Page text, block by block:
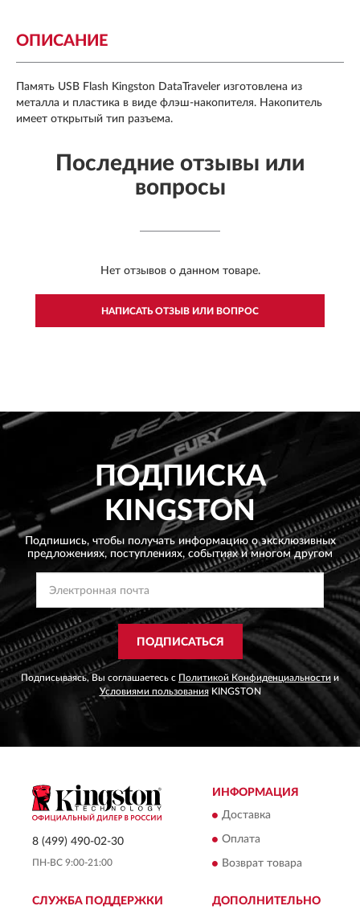
ОПИСАНИЕ
Память USB Flash Kingston DataTraveler изготовлена из
металла и пластика в виде флэш-накопителя. Накопитель
имеет открытый тип разъема.
Последние отзывы или
вопросы
Нет отзывов о данном товаре.
НАПИСАТЬ ОТЗЫВ ИЛИ ВОПРОС
ПОДПИСКА
KINGSTON
Подпишись, чтобы получать информацию о эксклюзивных
предложениях, поступлениях, событиях и многом другом
ПОДПИСАТЬСЯ
Подписываясь, Вы соглашаетесь с Политикой Конфиденциальности и
Условиями пользованияKINGSTON
8 (499) 490-02-30
ПН-ВС 9:00-21:00
ИНФОРМАЦИЯ
Доставка
Оплата
Возврат товара
СЛУЖБА ПОДДЕРЖКИ ДОПОЛНИТЕЛЬНО